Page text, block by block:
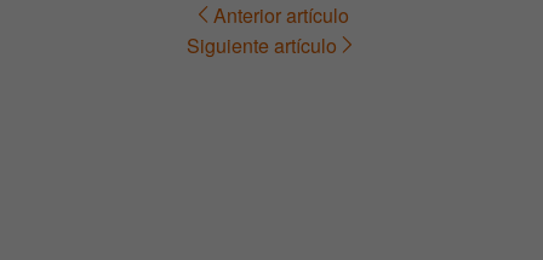
Navegación Anterior artículo
Siguiente artículo